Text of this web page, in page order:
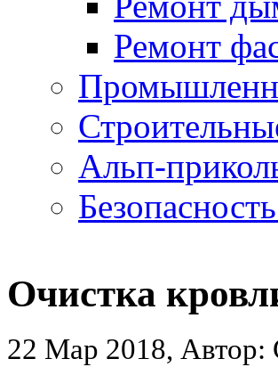
Ремонт
Альп-
Очистка
22 Мар 2018, Автор: